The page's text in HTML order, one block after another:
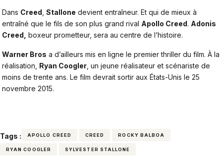
Dans Creed Stallone devient entraîneur. Et qui de mieux à
entraîné que le fils de son plus grand rival Apollo Creed. Adonis
Creed, boxeur prometteur, sera au centre de l’histoire.
Warner Bros a d’ailleurs mis en ligne le premier thriller du film. À la
réalisation, Ryan Coogler, un jeune réalisateur et scénariste de
moins de trente ans. Le film devrait sortir aux États-Unis le 25
novembre 2015.
Tags : APOLLO CREED CREED ROCKY BALBOA
RYAN COOGLER SYLVESTER STALLONE